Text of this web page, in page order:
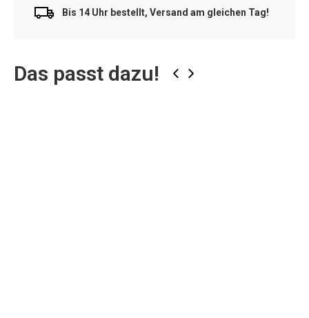
Bis 14 Uhr bestellt, Versand am gleichen Tag!
Das passt dazu! ‹ ›